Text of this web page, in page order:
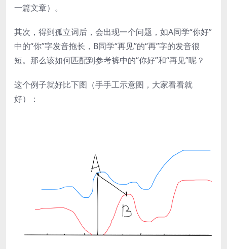
一篇文章）。
其次，得到孤立词后，会出现一个问题，如A同学“你好”
中的“你”字发音拖长，B同学“再见”的“再”字的发音很
短。那么该如何匹配到参考裤中的“你好”和“再见”呢？
这个例子就好比下图（手手工示意图，大家看看就
好）：